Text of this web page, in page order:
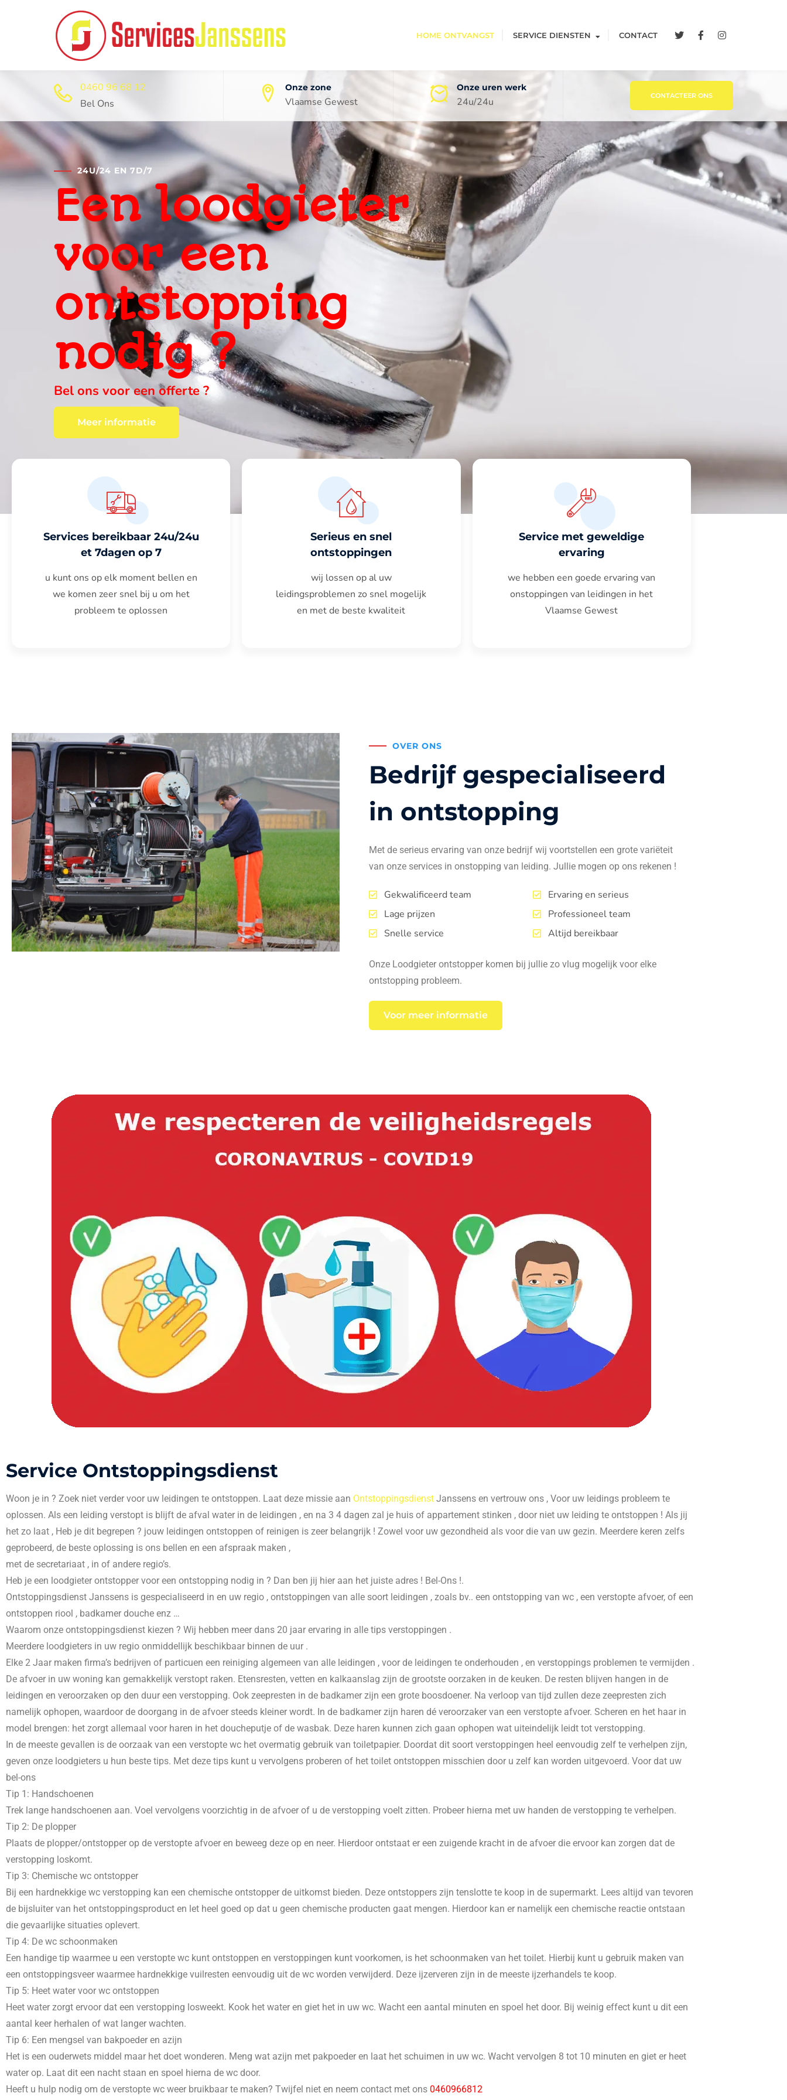
HOME ONTVANGST SERVICE DIENSTEN CONTACT
0460 96 68 12
Bel Ons
Onze zone
Vlaamse Gewest
Onze uren werk
24u/24u CONTACTEER ONS
Professioneel
ontstopping
dienst 20 jaar
ervaring, snel
ter plaats
wij vinden altijd een oplossing , correcte prijzen vanaf 119 euro
Services bereikbaar 24u/24u
et 7dagen op 7
u kunt ons op elk moment bellen en
we komen zeer snel bij u om het
probleem te oplossen
Serieus en snel
ontstoppingen
wij lossen op al uw
leidingsproblemen zo snel mogelijk
en met de beste kwaliteit
Service met geweldige
ervaring
we hebben een goede ervaring van
onstoppingen van leidingen in het
Vlaamse Gewest
OVER ONS
Bedrijf gespecialiseerd
in ontstopping
Met de serieus ervaring van onze bedrijf wij voortstellen een grote variëteit
van onze services in onstopping van leiding. Jullie mogen op ons rekenen !
Gekwalificeerd team
Lage prijzen
Snelle service
Ervaring en serieus
Professioneel team
Altijd bereikbaar
Onze Loodgieter ontstopper komen bij jullie zo vlug mogelijk voor elke
ontstopping probleem.
Voor meer informatie
Service Ontstoppingsdienst
Woon je in ? Zoek niet verder voor uw leidingen te ontstoppen. Laat deze missie aan Ontstoppingsdienst Janssens en vertrouw ons , Voor uw leidings probleem te
oplossen. Als een leiding verstopt is blijft de afval water in de leidingen , en na 3 4 dagen zal je huis of appartement stinken , door niet uw leiding te ontstoppen ! Als jij
het zo laat , Heb je dit begrepen ? jouw leidingen ontstoppen of reinigen is zeer belangrijk ! Zowel voor uw gezondheid als voor die van uw gezin. Meerdere keren zelfs
geprobeerd, de beste oplossing is ons bellen en een afspraak maken ,
met de secretariaat , in of andere regio’s.
Heb je een loodgieter ontstopper voor een ontstopping nodig in ? Dan ben jij hier aan het juiste adres ! Bel-Ons !.
Ontstoppingsdienst Janssens is gespecialiseerd in en uw regio , ontstoppingen van alle soort leidingen , zoals bv.. een ontstopping van wc , een verstopte afvoer, of een
ontstoppen riool , badkamer douche enz …
Waarom onze ontstoppingsdienst kiezen ? Wij hebben meer dans 20 jaar ervaring in alle tips verstoppingen .
Meerdere loodgieters in uw regio onmiddellijk beschikbaar binnen de uur .
Elke 2 Jaar maken firma’s bedrijven of particuen een reiniging algemeen van alle leidingen , voor de leidingen te onderhouden , en verstoppings problemen te vermijden .
De afvoer in uw woning kan gemakkelijk verstopt raken. Etensresten, vetten en kalkaanslag zijn de grootste oorzaken in de keuken. De resten blijven hangen in de
leidingen en veroorzaken op den duur een verstopping. Ook zeepresten in de badkamer zijn een grote boosdoener. Na verloop van tijd zullen deze zeepresten zich
namelijk ophopen, waardoor de doorgang in de afvoer steeds kleiner wordt. In de badkamer zijn haren dé veroorzaker van een verstopte afvoer. Scheren en het haar in
model brengen: het zorgt allemaal voor haren in het doucheputje of de wasbak. Deze haren kunnen zich gaan ophopen wat uiteindelijk leidt tot verstopping.
In de meeste gevallen is de oorzaak van een verstopte wc het overmatig gebruik van toiletpapier. Doordat dit soort verstoppingen heel eenvoudig zelf te verhelpen zijn,
geven onze loodgieters u hun beste tips. Met deze tips kunt u vervolgens proberen of het toilet ontstoppen misschien door u zelf kan worden uitgevoerd. Voor dat uw
bel-ons
Tip 1: Handschoenen
Trek lange handschoenen aan. Voel vervolgens voorzichtig in de afvoer of u de verstopping voelt zitten. Probeer hierna met uw handen de verstopping te verhelpen.
Tip 2: De plopper
Plaats de plopper/ontstopper op de verstopte afvoer en beweeg deze op en neer. Hierdoor ontstaat er een zuigende kracht in de afvoer die ervoor kan zorgen dat de
verstopping loskomt.
Tip 3: Chemische wc ontstopper
Bij een hardnekkige wc verstopping kan een chemische ontstopper de uitkomst bieden. Deze ontstoppers zijn tenslotte te koop in de supermarkt. Lees altijd van tevoren
de bijsluiter van het ontstoppingsproduct en let heel goed op dat u geen chemische producten gaat mengen. Hierdoor kan er namelijk een chemische reactie ontstaan
die gevaarlijke situaties oplevert.
Tip 4: De wc schoonmaken
Een handige tip waarmee u een verstopte wc kunt ontstoppen en verstoppingen kunt voorkomen, is het schoonmaken van het toilet. Hierbij kunt u gebruik maken van
een ontstoppingsveer waarmee hardnekkige vuilresten eenvoudig uit de wc worden verwijderd. Deze ijzerveren zijn in de meeste ijzerhandels te koop.
Tip 5: Heet water voor wc ontstoppen
Heet water zorgt ervoor dat een verstopping losweekt. Kook het water en giet het in uw wc. Wacht een aantal minuten en spoel het door. Bij weinig effect kunt u dit een
aantal keer herhalen of wat langer wachten.
Tip 6: Een mengsel van bakpoeder en azijn
Het is een ouderwets middel maar het doet wonderen. Meng wat azijn met pakpoeder en laat het schuimen in uw wc. Wacht vervolgen 8 tot 10 minuten en giet er heet
water op. Laat dit een nacht staan en spoel hierna de wc door.
Heeft u hulp nodig om de verstopte wc weer bruikbaar te maken? Twijfel niet en neem contact met ons 0460966812